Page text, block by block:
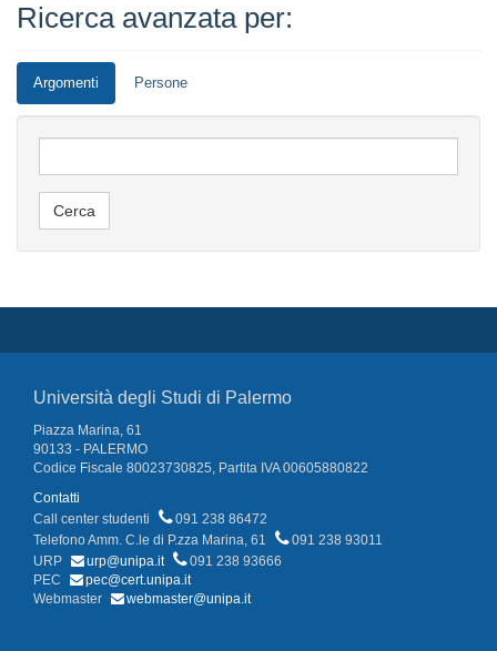
Ricerca avanzata per:
Argomenti Persone
Università degli Studi di Palermo
Piazza Marina, 61
90133 - PALERMO
Codice Fiscale 80023730825, Partita IVA 00605880822
Contatti
Call center studenti
091 238 86472
Telefono Amm. C.le di P.zza Marina, 61
091 238 93011
URP
urp@unipa.it
091 238 93666
PEC
pec@cert.unipa.it
Webmaster
webmaster@unipa.it